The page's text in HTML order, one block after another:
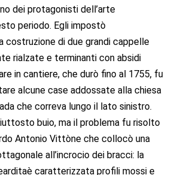
dei protagonisti dell’arte
periodo. Egli impostò
costruzione di due grandi cappelle
rialzate e terminanti con absidi
in cantiere, che durò fino al 1755, fu
alcune case addossate alla chiesa
che correva lungo il lato sinistro.
buio, ma il problema fu risolto
Antonio Vittòne che collocò una
all’incrocio dei bracci: la
caratterizzata profili mossi e